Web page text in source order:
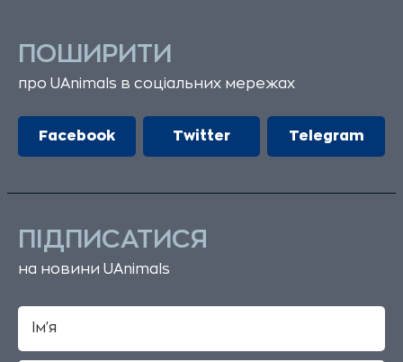
ПОШИРИТИ
про UAnimals в соціальних мережах
Facebook Twitter Telegram
ПІДПИСАТИСЯ
на новини UAnimals